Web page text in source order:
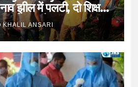
झील में पलटी, दो शिक्षक
दर्दनाक मौत
KHALIL ANSARI